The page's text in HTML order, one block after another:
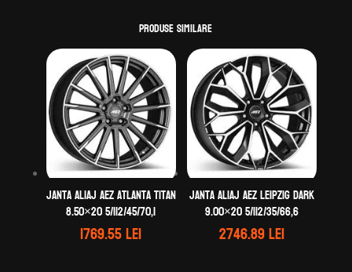
Produse similare
Janta aliaj AEZ Atlanta titan
8.50×20 5/112/45/70,1
1769.55lei
Janta aliaj AEZ Leipzig dark
9.00×20 5/112/35/66,6
2746.89lei